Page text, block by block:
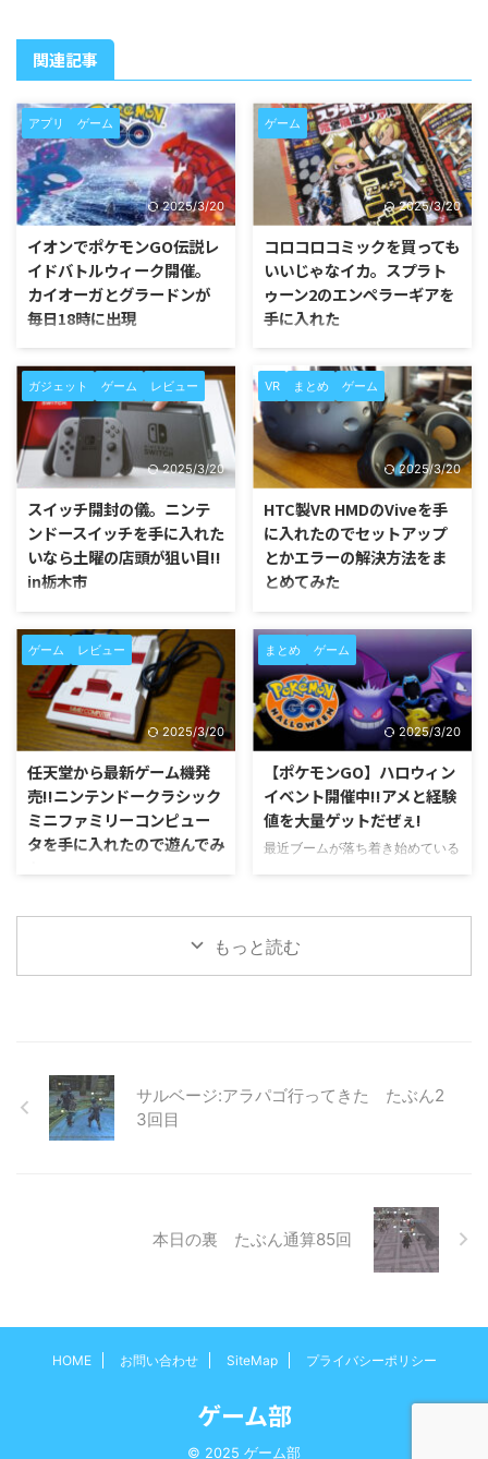
関連記事
アプリ ゲーム
2025/3/20
イオンでポケモンGO伝説レ
イドバトルウィーク開催。
カイオーガとグラードンが
毎日18時に出現
全国のイオンで伝説レイドバトル
ウイークが1月22日まで開催中
だ。 ポケモンGOオフィシャルパ
ートナーであるイオングループ店
舗に設置されたジムで、毎日18時
に伝説レイドバトルのグラードン
とカイオーガが出現する。 ポケ
モンGOで1月16日から始まったホ
ウエン地方のポケモンを中心にし
たイベントとして、同じくホウエ
ン地方のポケモンであるグラード
ンとカイオーガが伝説レイドバト
に合わせるようにスタートしたこ
のイベント。 最強クラスのポケ
モンだけに田舎など人の集まりづ
らいジムでは攻略はほぼ ...
ゲーム
2025/3/20
コロコロコミックを買っても
いいじゃなイカ。スプラト
ゥーン2のエンペラーギアを
手に入れた
最近ハマっているニンテンドース
イッチのスプラトゥーン2。 その
スプラトゥーン2の装備であるギ
アはさまざまなビジュアルがあり
無性に集めたくなってくる。 そ
んな時に発見したのがコロコロコ
ミックだ。 最後に購入したのは
小学生の低学年ぐらいの頃だった
だろうか? まさか大人になってか
らコロコロコミックを購入する日
がやってくるとは夢にも思わなか
った。 コロコロコミック1月号に
アという完全限定ギアのシリアル
コードがオマケで付いてくるとい
う。 これは二度と手に入らない
系だけにコレクター魂をく ...
ガジェット ゲーム レビュー
2025/3/20
スイッチ開封の儀。ニンテ
ンドースイッチを手に入れた
いなら土曜の店頭が狙い目!!
in栃木市
あまりの人気に発売当初からずっ
と品薄状態の続くニンテンドース
イッチ。 ネットショップでは常
にプレミア価格が付いていて定価
での購入がまったくできない状態
だ。 任天堂のオンラインショッ
プでも定期的に火曜日に数量限定
販売をしているが、アクセスの集
中もあってまったく購入すること
ができなかった。 ネットショッ
プでは常にこんな状態が続いてい
るが、ぶっちゃけ実店舗では定期
今回なにげなく近所のお店に寄り
VR まとめ ゲーム
2025/3/20
HTC製VR HMDのViveを手
に入れたのでセットアップ
とかエラーの解決方法をま
とめてみた
ちまたで話題の仮想空間技術。
最近はプレステーションVRなど
が発売開始され話題となってい
る。 やはりこれからのゲームは
バーチャルリアリティ（仮想現
実)空間を使った疑似体験の時代
に突入していくのはそう遠くな
い。 ならこの波に乗り遅れては
だめでしょ。 ということで、
HTCから発売されているVR端末
のHTC Viveを先日サンタさんが
靴下に入れたいってくれたのでセ
た。 Viveについてここに書こう
と思っていたのだがあまりに長く
なりそうなので、また別の記 ...
ゲーム レビュー
2025/3/20
任天堂から最新ゲーム機発
売!!ニンテンドークラシック
ミニファミリーコンピュー
タを手に入れたので遊んでみ
ュータが1983年7月13日の発売か
ら33年の時を経て復活した。 そ
の名もニンテンドークラシックミ
に1983年から1993年に発売され
たタイトルの中から選りすぐりの
30本が収録されたゲーム機だ。
まとめ ゲーム
2025/3/20
【ポケモンGO】ハロウィン
イベント開催中!!アメと経験
値を大量ゲットだぜぇ!
最近ブームが落ち着き始めている
モンGOでも例外なく開催されて
いる。 2016年10月26日8時30分
からスタートした初めてのイベン
ト「ハロウィンイベント」ではい
る。 そのかわり通常のポケモン
だけでなく、今まで出現率の高か
もっと読む
サルベージ:アラパゴ行ってきた たぶん2
3回目
本日の裏 たぶん通算85回
HOME お問い合わせ SiteMap プライバシーポリシー
ゲーム部
© 2025 ゲーム部